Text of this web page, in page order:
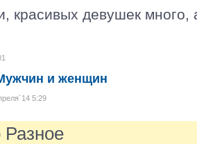
красивых девушек
и женщин
5:29
Разное